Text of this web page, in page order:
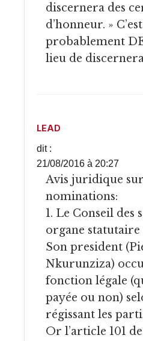
discernera des
d’honneur. » C’est
probablement
lieu de
LEAD
dit :
21/08/2016 à 20:27
Avis juridique sur deux
nominations:
1. Le Conseil des
organe statutaire
Son president
Nkurunziza)
fonction légale
payée ou non)
régissant les
Or l’article 101